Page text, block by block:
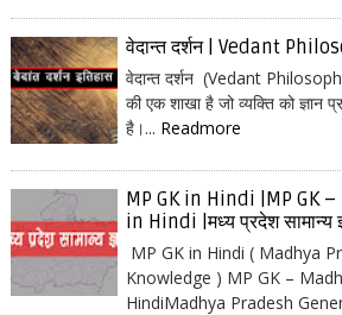
वेदान्त दर्शन | Vedant
वेदान्त दर्शन (Vedant Philosophy
की एक शाखा है जो व्यक्ति को ज्ञान
है।... Readmore
MP GK in Hindi |MP GK
in Hindi |मध्य प्रदेश सामान्य
MP GK in Hindi ( Madhya
Knowledge ) MP GK –
HindiMadhya Pradesh